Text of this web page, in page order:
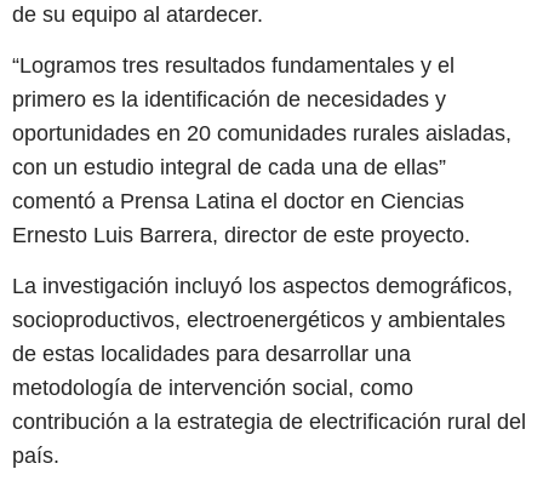
de su equipo al atardecer.
“Logramos tres resultados fundamentales y el
primero es la identificación de necesidades y
oportunidades en 20 comunidades rurales aisladas,
con un estudio integral de cada una de ellas”
comentó a Prensa Latina el doctor en Ciencias
Ernesto Luis Barrera, director de este proyecto.
La investigación incluyó los aspectos demográficos,
socioproductivos, electroenergéticos y ambientales
de estas localidades para desarrollar una
metodología de intervención social, como
contribución a la estrategia de electrificación rural del
país.